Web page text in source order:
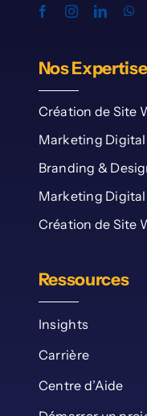
Nos
Création de Site
Marketing Digital
Branding &
Marketing
Création de Site
Ressources
Insights
Carrière
Centre d’Aide